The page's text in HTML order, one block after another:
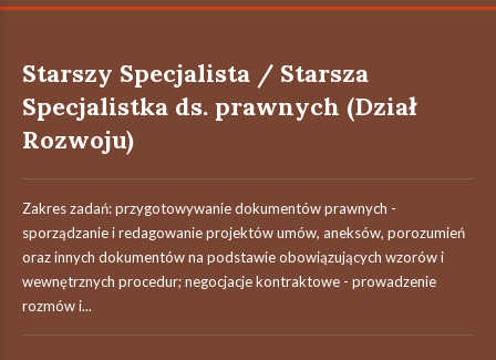
Starszy Specjalista / Starsza
Specjalistka ds. prawnych (Dział
Rozwoju)
Zakres zadań: przygotowywanie dokumentów prawnych -
sporządzanie i redagowanie projektów umów, aneksów, porozumień
oraz innych dokumentów na podstawie obowiązujących wzorów i
wewnętrznych procedur; negocjacje kontraktowe - prowadzenie
rozmów i...